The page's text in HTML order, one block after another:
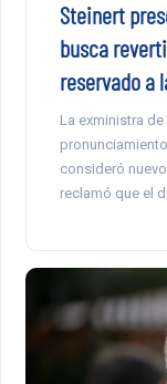
Steinert
busca
reservado a
La exministra
consideró
reclamó que el